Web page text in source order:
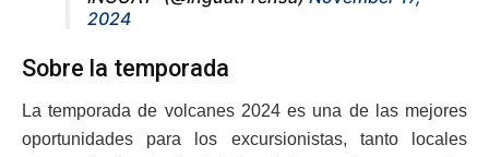
2024
Sobre la temporada
La temporada de volcanes 2024 es una de las mejores
oportunidades para los excursionistas, tanto locales